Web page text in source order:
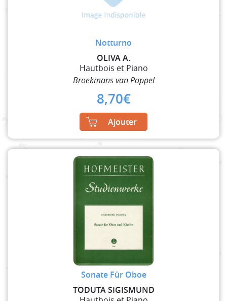
Notturno
OLIVA A.
Hautbois et Piano
Broekmans van Poppel
8,70€
Ajouter
Sonate Für Oboe
TODUTA SIGISMUND